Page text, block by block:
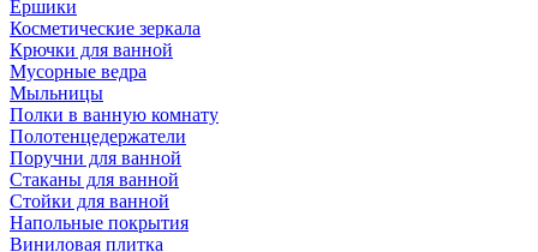
Ершики
Косметические зеркала
Крючки для ванной
Мусорные ведра
Мыльницы
Полки в ванную комнату
Полотенцедержатели
Поручни для ванной
Стаканы для ванной
Стойки для ванной
Напольные покрытия
Виниловая плитка